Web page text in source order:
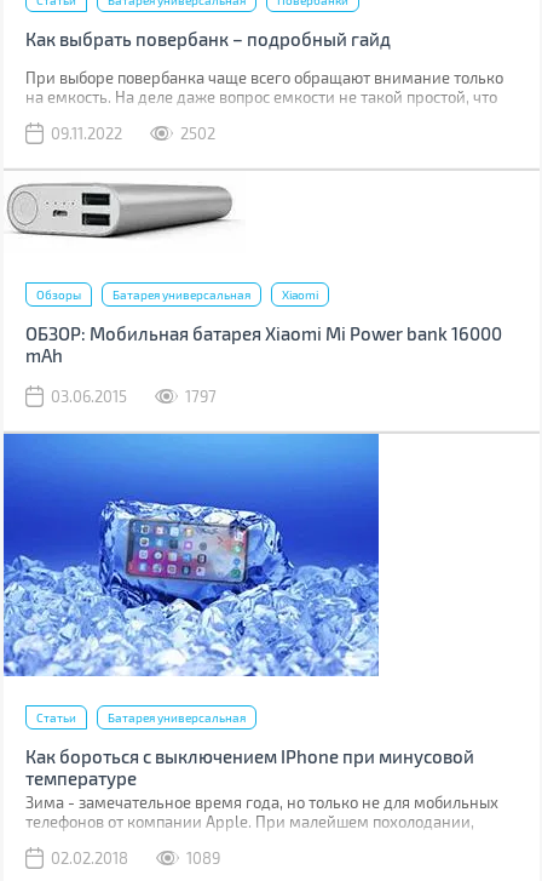
Как выбрать повербанк – подробный гайд
При выборе повербанка чаще всего обращают внимание только
на емкость. На деле даже вопрос емкости не такой простой, что
09.11.2022
2502
Обзоры Батарея универсальная Xiaomi
ОБЗОР: Мобильная батарея Xiaomi Mi Power bank 16000
mAh
03.06.2015 1797
Статьи Батарея универсальная
Как бороться с выключением IPhone при минусовой
температуре
Зима - замечательное время года, но только не для мобильных
телефонов от компании Apple. При малейшем похолодании,
улице. Это печальный факт, с которыми владельцы IPhone
02.02.2018 1089